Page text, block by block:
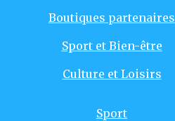
Boutiques partenaires
Sport et Bien-être
Culture et Loisirs
Sport